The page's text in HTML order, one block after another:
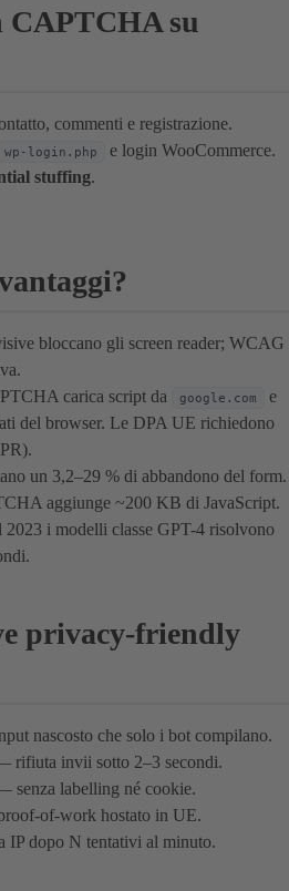
CAPTCHA su
commenti e registrazione.
wp-login.php
e login WooCommerce.
stuffing.
bloccano gli screen reader; WCAG
carica script da google.com
e
del browser. Le DPA UE richiedono
un 3,2–29 % di abbandono del form.
aggiunge ~200 KB di JavaScript.
2023 i modelli classe GPT-4 risolvono
privacy-friendly
nascosto che solo i bot compilano.
rifiuta invii sotto 2–3 secondi.
senza labelling né cookie.
of-work hostato in UE.
dopo N tentativi al minuto.